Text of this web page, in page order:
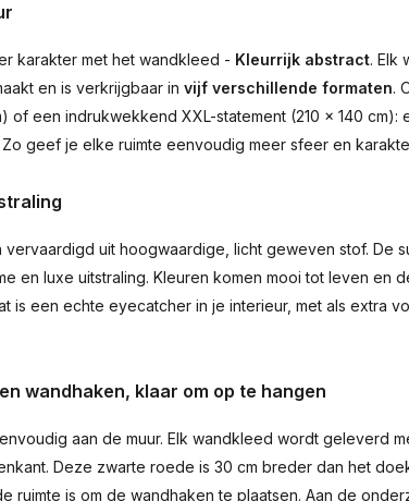
karakter met het wandkleed - Kleurrijk abstract. Elk
en is verkrijgbaar in vijf verschillende formaten.
of een indrukwekkend XXL-statement (210 × 140 cm):
geef je elke ruimte eenvoudig meer sfeer en
uit hoogwaardige, licht geweven stof. De
en luxe uitstraling. Kleuren komen mooi tot leven en
is een echte eyecatcher in je interieur, met als extra
wandhaken, klaar om op te hangen
aan de muur. Elk wandkleed wordt geleverd
Deze zwarte roede is 30 cm breder dan het
ruimte is om de wandhaken te plaatsen. Aan de